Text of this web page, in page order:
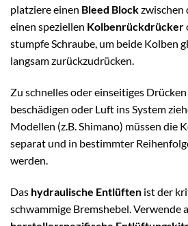
platziere einen Bleed Blockzwischen
einen speziellen Kolbenrückdrücker
stumpfe Schraube, um beide Kolben
langsam zurückzudrücken.
Zu schnelles oder einseitiges
beschädigen oder Luft ins System
Modellen (z.B. Shimano) müssen die
separat und in bestimmter
werden.
Das hydraulische Entlüften ist der
schwammige Bremshebel. Verwende